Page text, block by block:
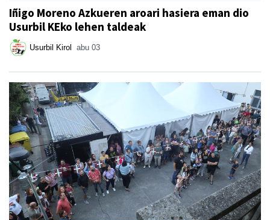
Iñigo Moreno Azkueren aroari hasiera eman dio
Usurbil KEko lehen taldeak
Usurbil Kirol abu 03